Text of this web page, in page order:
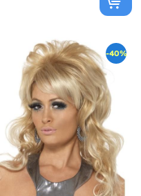
-40%